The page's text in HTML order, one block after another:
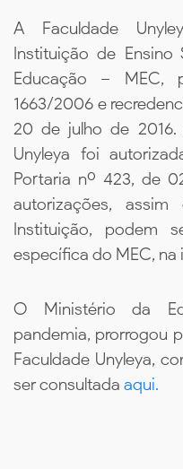
A Faculdade
Instituição de Ensino
Educação – MEC,
1663/2006 e
20 de julho de 2016.
Unyleya foi
Portaria nº 423, de
autorizações,
Instituição, podem
específica do MEC, na
O Ministério da
pandemia, prorrogou
Faculdade Unyleya,
ser consultada aqui.